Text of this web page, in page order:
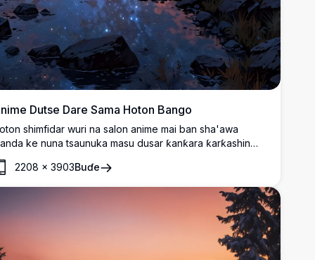
Dutse Dare Sama Hoton Bango
shimfidar wuri na salon anime mai ban sha'awa
ke nuna tsaunuka masu dusar ƙanƙara ƙarƙashin
sararin samaniya mai taurari da dare. Wani
da ke natsuwa yana nuna hasken fitilu da Milky Way,
dazuzzukan pine masu duhu da gaizaye na sararin
2208 × 3903Buɗe